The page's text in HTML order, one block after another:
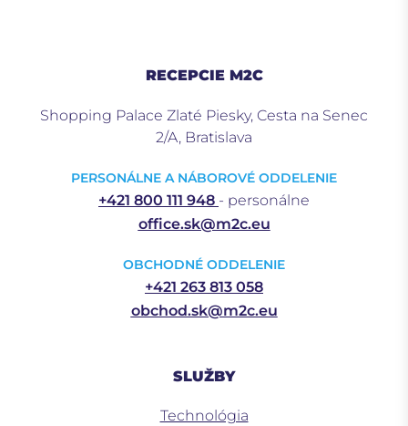
RECEPCIE M2C
Shopping Palace Zlaté Piesky, Cesta na Senec
2/A, Bratislava
PERSONÁLNE A NÁBOROVÉ ODDELENIE
+421 800 111 948 - personálne
office.sk@m2c.eu
OBCHODNÉ ODDELENIE
+421 263 813 058
obchod.sk@m2c.eu
SLUŽBY
Technológia